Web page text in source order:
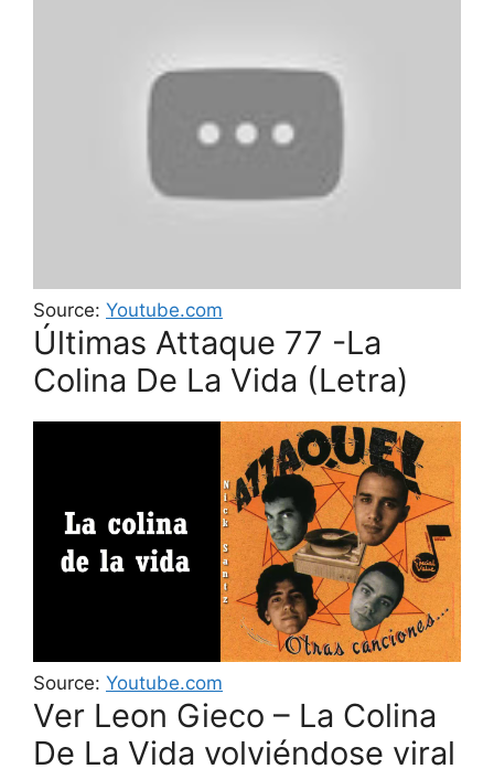
Source: Youtube.com
Últimas Attaque 77 -La
Colina De La Vida (Letra)
Source: Youtube.com
Ver Leon Gieco – La Colina
De La Vida volviéndose viral